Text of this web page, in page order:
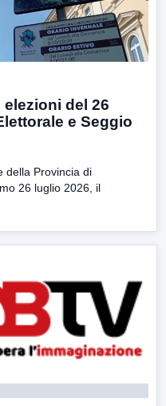
del 26
e Seggio
della Provincia di
26 luglio 2026, il